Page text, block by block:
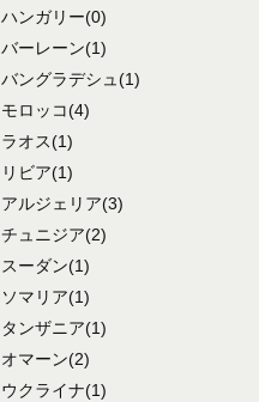
ハンガリー(0)
バーレーン(1)
バングラデシュ (1)
モロッコ(4)
ラオス(1)
リビア(1)
アルジェリア(3)
チュニジア(2)
スーダン(1)
ソマリア(1)
タンザニア(1)
オマーン(2)
ウクライナ(1)